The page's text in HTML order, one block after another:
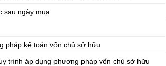
sau ngày mua
pháp kế toán vốn chủ sở hữu
trình áp dụng phương pháp vốn chủ sở hữu